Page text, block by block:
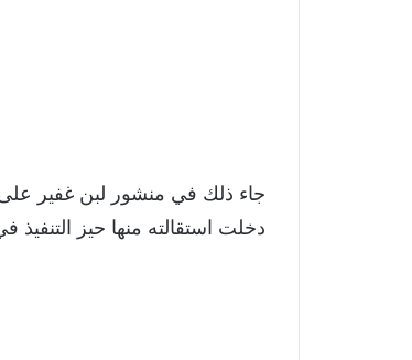
جاء ذلك في منشور لبن غفير
دخلت استقالته منها حيز التنفيذ في 21 يناير/ كانون الثاني